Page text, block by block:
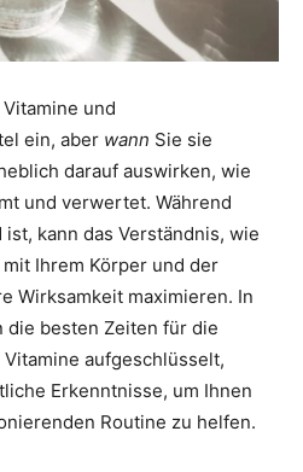
und
ein, aber wann Sie sie
darauf auswirken, wie
und verwertet. Während
kann das Verständnis, wie
Ihrem Körper und der
Wirksamkeit maximieren. In
die besten Zeiten für die
aufgeschlüsselt,
Erkenntnisse, um Ihnen
Routine zu helfen.